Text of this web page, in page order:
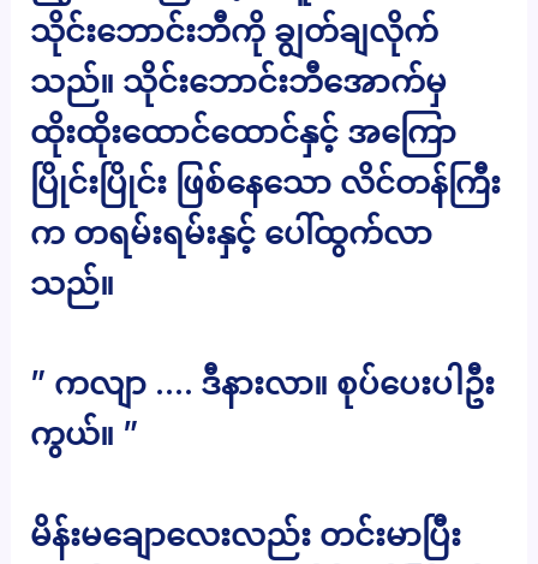
သိုင်းဘောင်းဘီကို ချွတ်ချလိုက်
သည်။ သိုင်းဘောင်းဘီအောက်မှ
ထိုးထိုးထောင်ထောင်နှင့် အကြော
ပြိုင်းပြိုင်း ဖြစ်နေသော လိင်တန်ကြီး
က တရမ်းရမ်းနှင့် ပေါ်ထွက်လာ
သည်။
” ကလျာ …. ဒီနားလာ။ စုပ်ပေးပါဦး
ကွယ်။ ”
မိန်းမချောလေးလည်း တင်းမာပြီး